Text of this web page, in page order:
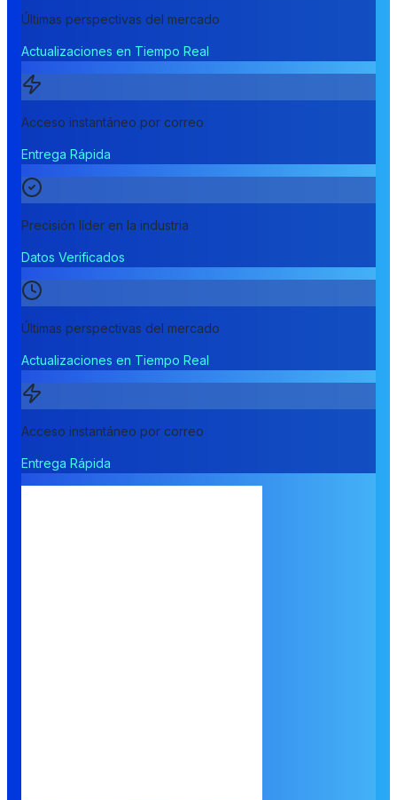
Últimas perspectivas del mercado
Actualizaciones en Tiempo Real
Acceso instantáneo por correo
Entrega Rápida
Precisión líder en la industria
Datos Verificados
Últimas perspectivas del mercado
Actualizaciones en Tiempo Real
Acceso instantáneo por correo
Entrega Rápida